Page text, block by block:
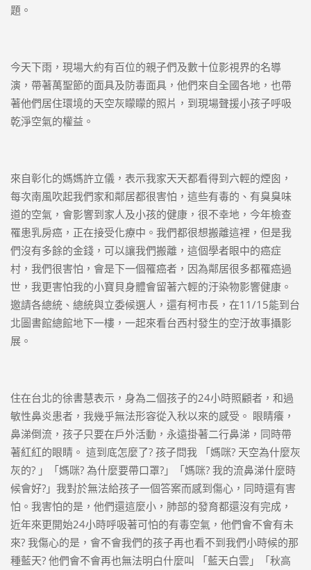
題。
今天下雨，現場大約有百位的親子們及數十位影視界的名導
演，帶著萬聖節的面具及防毒面具，他們來自全國各地，也帶
著他們居住環境的天空灰矇矇的照片，到現場聲援小孩子呼吸
乾淨空氣的權益。
來自彰化的媽媽許立儀，表示我家天天都看得到六輕的煙囪，
每次南風吹起我們家和鄰居都很害怕，這些有毒的、有臭臭味
道的空氣，會影響到家人及小孩的健康，很不幸地，今年檢查
罹患乳房癌，正在接受化療中。我們都很想搬離這裡，但是我
們沒有多餘的金錢，可以讓我們搬離，這個學者眼中的癌症
村，我們很害怕，會是下一個罹癌者，因為鄰居很多都罹癌過
世，我更害怕我的小寶貝身體會留著六輕的汙染物影響健康。
邀請各總統、總統與立委候選人，還有柯市長，在11/15能到台
北圖書館總館地下一樓，一起來看台西村發生的空汙故事攝影
展。
住在台北的徐書慧表示，身為二個孩子的24小時照顧者，和過
敏性鼻炎患者，我幾乎無法形容從入秋以來的感受。 眼睛癢，
鼻涕倒流，孩子只要在戶外活動，永遠掛著二行鼻涕，同時帶
著紅紅的眼睛。 這到底怎麼了? 孩子問我 「媽咪? 天空為什麼灰
灰的? 」「媽咪? 為什麼要帶口罩?」「媽咪? 我的流鼻涕什麼時
候會好?」我對於無法給孩子一個答案而感到傷心，同時還有害
怕。我害怕的是，他們還這麼小，肺部的發育都還沒有完成，
近年來更開始24小時呼吸著可怕的有毒空氣，他們會不會有未
來? 我傷心的是，會不會我們的孩子再也看不到我們小時候的那
種藍天? 他們會不會再也無法明白什麼叫 「藍天白雲」「秋高